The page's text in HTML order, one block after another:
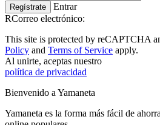
Regístrate
Entrar
RCorreo electrónico:
This site is protected by reCAPTCHA
Policy and Terms of Service apply.
Al unirte, aceptas nuestro
política de privacidad
Bienvenido a Yamaneta
Yamaneta es la forma más fácil de